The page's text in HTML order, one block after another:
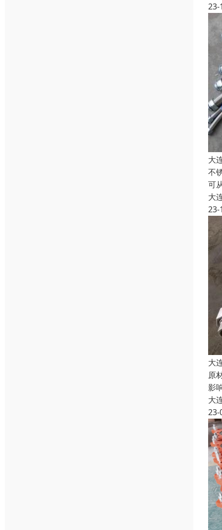
23-
大
不
可
大
23-
大
原
影
大
23-